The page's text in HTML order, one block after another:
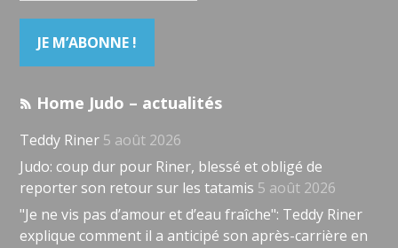
Home Judo – actualités
Teddy Riner 5 août 2026
Judo: coup dur pour Riner, blessé et obligé de
reporter son retour sur les tatamis 5 août 2026
"Je ne vis pas d’amour et d’eau fraîche": Teddy Riner
explique comment il a anticipé son après-carrière en